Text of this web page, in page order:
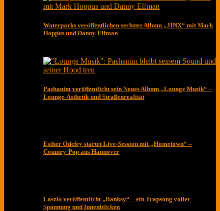
Waterparks veröffentlichen sechstes Album „JINX“ mit Mark
Hoppus und Danny Elfman
Pashanim veröffentlicht sein Neues Album „Lounge Musik“ –
Lounge-Ästhetik und Straßenrealität
Esther Odefey startet Live-Session mit „Hometown“ –
Country-Pop aus Hannover
Laszlo veröffentlicht „Banksy“ – ein Trapsong voller
Spannung und Innenblicken